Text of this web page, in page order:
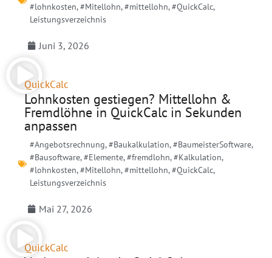
#lohnkosten,#Mitellohn,#mittellohn,#QuickCalc,
Leistungsverzeichnis
Juni 3, 2026
QuickCalc
Lohnkosten gestiegen? Mittellohn &
Fremdlöhne in QuickCalc in Sekunden
anpassen
#Angebotsrechnung,#Baukalkulation,#BaumeisterSoftware,
#Bausoftware,#Elemente,#fremdlohn,#Kalkulation,
#lohnkosten,#Mitellohn,#mittellohn,#QuickCalc,
Leistungsverzeichnis
Mai 27, 2026
QuickCalc